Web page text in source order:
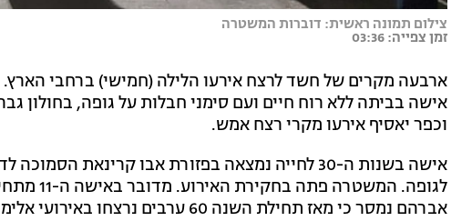
צילום תמונה ראשית: דוברות המשטרה
זמן צפייה: 03:36
ארבעה מקרים של חשד לרצח אירעו הלילה (חמישי) ברחבי הארץ.
אישה בביתה ללא רוח חיים ועם סימני חבלות על גופה, בחולון
וכפר יאסיף אירעו מקרי רצח אמש.
אישה בשנות ה-30 לחייה נמצאה בפזורת אבו קרינאת
לגופה.
אברהם נמסר כי מאז תחילת השנה 60 ערבים נרצחו באירועי אלימות ופשיעה, מהם 3 נשים.